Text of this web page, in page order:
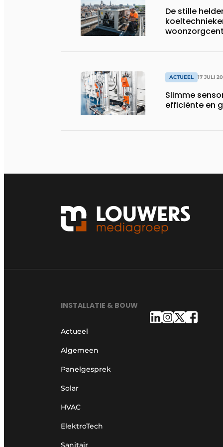
De stille
ACTUEEL 17 JULI
Slimme
efficiënte en
INSTALLATIE & BOUW
Actueel
Algemeen
Panelgesprek
Solar
HVAC
ElektroTech
Sanitair